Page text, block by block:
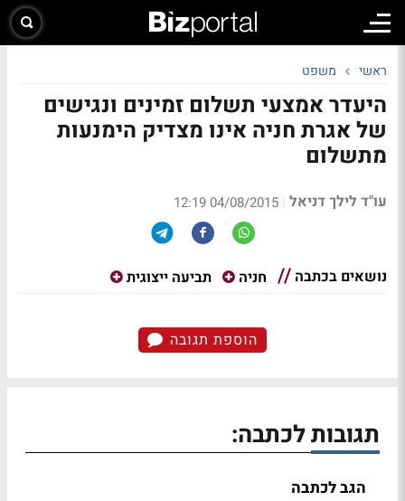
ראשי משפט
היעדר אמצעי תשלום זמינים ונגישים
של אגרת חניה אינו מצדיק הימנעות
מתשלום
עו"ד לילך דניאל |
04/08/2015 12:19
נושאים בכתבה חניה תביעה ייצוגית
הוספת תגובה
תגובות לכתבה:
הגב לכתבה